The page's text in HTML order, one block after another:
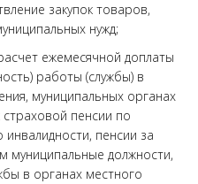
закупок товаров,
нужд;
ежемесячной доплаты
работы (службы) в
муниципальных органах
пенсии по
пенсии за
муниципальные должности,
в органах местного